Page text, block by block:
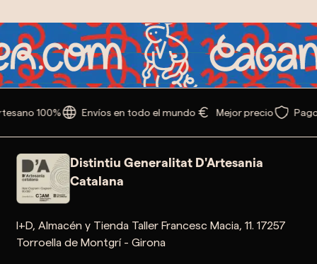
100% Envíos en todo el mundo Mejor precio Pago
Distintiu Generalitat D'Artesania
Catalana
I+D, Almacén y Tienda Taller Francesc Macia, 11. 17257
Torroella de Montgrí - Girona